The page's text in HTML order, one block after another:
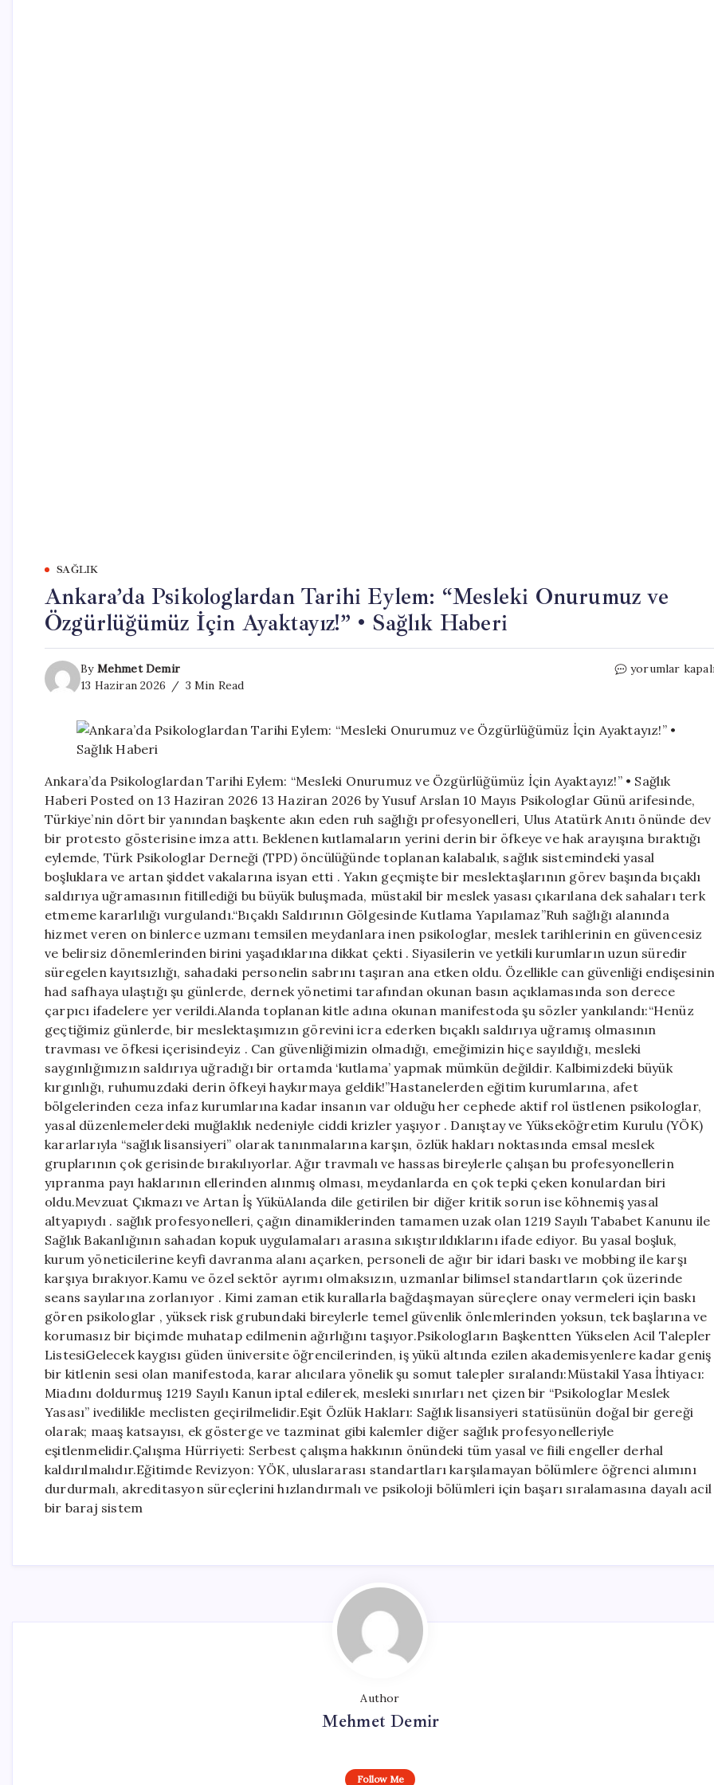
SAĞLIK
Ankara’da Psikologlardan Tarihi Eylem: “Mesleki Onurumuz ve
Özgürlüğümüz İçin Ayaktayız!” • Sağlık Haberi
By Mehmet Demir
13 Haziran 2026
3 Min Read
Ankara’da
“Mesleki
Özgürlüğümüz
İçin
Ayaktayız!”
•
Sağlık
Haberi
için
yorumlar
Ankara’da Psikologlardan Tarihi Eylem: “Mesleki Onurumuz ve Özgürlüğümüz İçin Ayaktayız!” • Sağlık
Haberi Posted on 13 Haziran 2026 13 Haziran 2026 by Yusuf Arslan 10 Mayıs Psikologlar Günü arifesinde,
Türkiye’nin dört bir yanından başkente akın eden ruh sağlığı profesyonelleri, Ulus Atatürk Anıtı önünde dev
bir protesto gösterisine imza attı. Beklenen kutlamaların yerini derin bir öfkeye ve hak arayışına bıraktığı
eylemde, Türk Psikologlar Derneği (TPD) öncülüğünde toplanan kalabalık, sağlık sistemindeki yasal
boşluklara ve artan şiddet vakalarına isyan etti . Yakın geçmişte bir meslektaşlarının görev başında bıçaklı
saldırıya uğramasının fitillediği bu büyük buluşmada, müstakil bir meslek yasası çıkarılana dek sahaları terk
etmeme kararlılığı vurgulandı.“Bıçaklı Saldırının Gölgesinde Kutlama Yapılamaz”Ruh sağlığı alanında
hizmet veren on binlerce uzmanı temsilen meydanlara inen psikologlar, meslek tarihlerinin en güvencesiz
ve belirsiz dönemlerinden birini yaşadıklarına dikkat çekti . Siyasilerin ve yetkili kurumların uzun süredir
süregelen kayıtsızlığı, sahadaki personelin sabrını taşıran ana etken oldu. Özellikle can güvenliği
had safhaya ulaştığı şu günlerde, dernek yönetimi tarafından okunan basın açıklamasında son derece
çarpıcı ifadelere yer verildi.Alanda toplanan kitle adına okunan manifestoda şu sözler yankılandı:“Henüz
geçtiğimiz günlerde, bir meslektaşımızın görevini icra ederken bıçaklı saldırıya uğramış olmasının
travması ve öfkesi içerisindeyiz . Can güvenliğimizin olmadığı, emeğimizin hiçe sayıldığı, mesleki
saygınlığımızın saldırıya uğradığı bir ortamda ‘kutlama’ yapmak mümkün değildir. Kalbimizdeki büyük
kırgınlığı, ruhumuzdaki derin öfkeyi haykırmaya geldik!”Hastanelerden eğitim kurumlarına, afet
bölgelerinden ceza infaz kurumlarına kadar insanın var olduğu her cephede aktif rol üstlenen psikologlar,
yasal düzenlemelerdeki muğlaklık nedeniyle ciddi krizler yaşıyor . Danıştay ve Yükseköğretim Kurulu (YÖK)
kararlarıyla “sağlık lisansiyeri” olarak tanınmalarına karşın, özlük hakları noktasında emsal meslek
gruplarının çok gerisinde bırakılıyorlar. Ağır travmalı ve hassas bireylerle çalışan bu profesyonellerin
yıpranma payı haklarının ellerinden alınmış olması, meydanlarda en çok tepki çeken konulardan biri
oldu.Mevzuat Çıkmazı ve Artan İş YüküAlanda dile getirilen bir diğer kritik sorun ise köhnemiş yasal
altyapıydı . sağlık profesyonelleri, çağın dinamiklerinden tamamen uzak olan 1219 Sayılı Tababet Kanunu ile
Sağlık Bakanlığının sahadan kopuk uygulamaları arasına sıkıştırıldıklarını ifade ediyor. Bu yasal boşluk,
kurum yöneticilerine keyfi davranma alanı açarken, personeli de ağır bir idari baskı ve mobbing ile karşı
karşıya bırakıyor.Kamu ve özel sektör ayrımı olmaksızın, uzmanlar bilimsel standartların çok üzerinde
seans sayılarına zorlanıyor . Kimi zaman etik kurallarla bağdaşmayan süreçlere onay vermeleri için baskı
gören psikologlar , yüksek risk grubundaki bireylerle temel güvenlik önlemlerinden yoksun, tek başlarına ve
korumasız bir biçimde muhatap edilmenin ağırlığını taşıyor.Psikologların Başkentten Yükselen Acil Talepler
ListesiGelecek kaygısı güden üniversite öğrencilerinden, iş yükü altında ezilen akademisyenlere kadar geniş
bir kitlenin sesi olan manifestoda, karar alıcılara yönelik şu somut talepler sıralandı:Müstakil Yasa İhtiyacı:
Miadını doldurmuş 1219 Sayılı Kanun iptal edilerek, mesleki sınırları net çizen bir “Psikologlar Meslek
Yasası” ivedilikle meclisten geçirilmelidir.Eşit Özlük Hakları: Sağlık lisansiyeri statüsünün doğal bir gereği
olarak; maaş katsayısı, ek gösterge ve tazminat gibi kalemler diğer sağlık profesyonelleriyle
eşitlenmelidir.Çalışma Hürriyeti: Serbest çalışma hakkının önündeki tüm yasal ve fiili engeller derhal
kaldırılmalıdır.Eğitimde Revizyon: YÖK, uluslararası standartları karşılamayan bölümlere öğrenci alımını
durdurmalı, akreditasyon süreçlerini hızlandırmalı ve psikoloji bölümleri için başarı sıralamasına dayalı acil
bir baraj sistem
Author
Mehmet Demir
Follow Me